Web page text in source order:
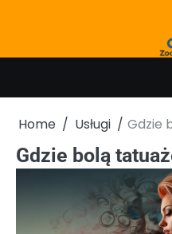
Home Usługi Gdzie
Gdzie bolą